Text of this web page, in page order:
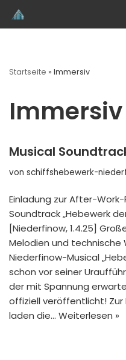
Zum
Startseite » Immersiv
Immersiv
Musical
von schiffshebewerk-
Einladung zur After-
Soundtrack „Hebewerk
[Niederfinow, 1.4.25]
Melodien und technische
Niederfinow-Musical
schon vor seiner
der mit Spannung
offiziell veröffentlicht! Zur
laden die… Weiterlesen »